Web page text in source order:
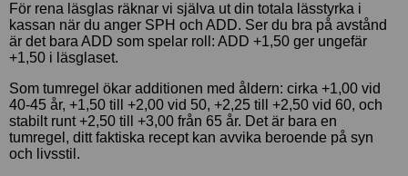
För rena läsglas räknar vi själva ut din totala lässtyrka i
kassan när du anger SPH och ADD. Ser du bra på avstånd
är det bara ADD som spelar roll: ADD +1,50 ger ungefär
+1,50 i läsglaset.
Som tumregel ökar additionen med åldern: cirka +1,00 vid
40-45 år, +1,50 till +2,00 vid 50, +2,25 till +2,50 vid 60, och
stabilt runt +2,50 till +3,00 från 65 år. Det är bara en
tumregel, ditt faktiska recept kan avvika beroende på syn
och livsstil.